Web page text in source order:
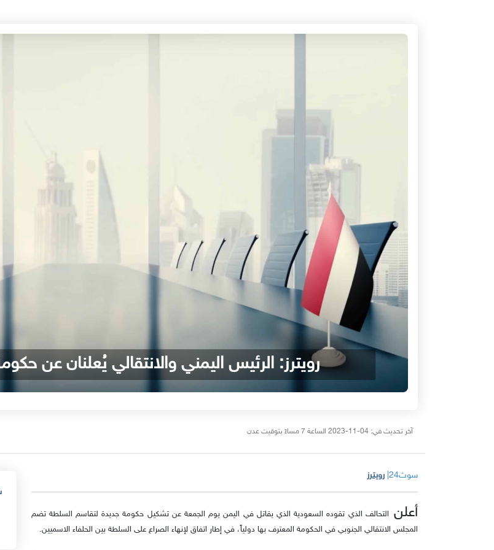
رويترز: الرئيس اليمني والانتقالي يُعلنان عن
آخر تحديث في: 04-11-2023 الساعة 7 مساءً بتوقيت عدن
سوث24| رويترز
أعلن التحالف الذي تقوده السعودية الذي يقاتل في اليمن يوم الجمعة عن تشكيل حكومة جديدة لتقاسم السلطة تضم
المجلس الانتقالي الجنوبي في الحكومة المعترف بها دولياً، في إطار اتفاق لإنهاء الصراع على السلطة بين الحلفاء الاسميين.